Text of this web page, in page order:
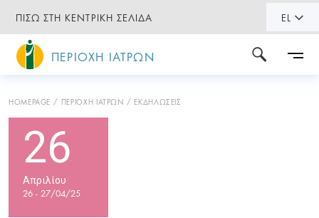
ΠΙΣΩ ΣΤΗ ΚΕΝΤΡΙΚΗ ΣΕΛΙΔΑ EL
ΠΕΡΙΟΧΗ ΙΑΤΡΩΝ
HOMEPAGE ΠΕΡΙΟΧΗ ΙΑΤΡΩΝ ΕΚΔΗΛΩΣΕΙΣ
26
Απριλίου
26 - 27/04/25